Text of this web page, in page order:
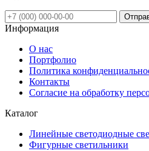
Информация
О нас
Портфолио
Политика
Контакты
Согласие на обработку
Каталог
Линейные светодиодные
Фигурные светильники